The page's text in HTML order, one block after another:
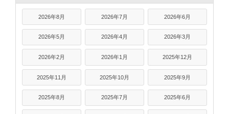
2026年8月 2026年7月 2026年6月
2026年5月 2026年4月 2026年3月
2026年2月 2026年1月 2025年12月
2025年11月 2025年10月 2025年9月
2025年8月 2025年7月 2025年6月